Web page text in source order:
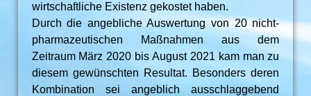
wirtschaftliche Existenz gekostet haben.
Durch die angebliche Auswertung von 20 nicht-
pharmazeutischen Maßnahmen aus dem
Zeitraum März 2020 bis August 2021 kam man zu
diesem gewünschten Resultat. Besonders deren
Kombination sei angeblich ausschlaggebend